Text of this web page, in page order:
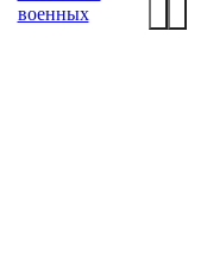
военных